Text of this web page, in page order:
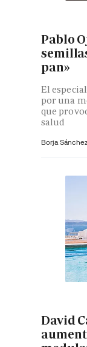
Pablo
pan»
El
por una
que
salud
Borja
David